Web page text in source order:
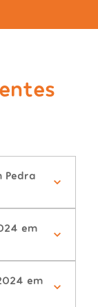
Pedra
em
em